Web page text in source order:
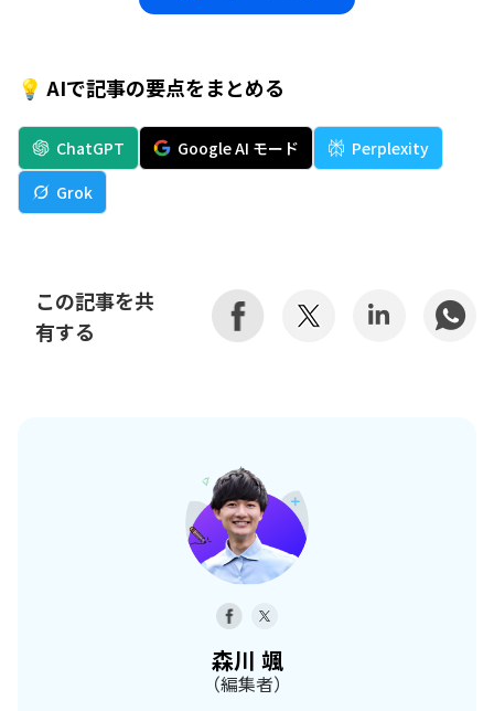
💡 AIで記事の要点をまとめる
ChatGPT Google AI モード
Perplexity
Grok
この記事を共
有する
森川 颯
（編集者）